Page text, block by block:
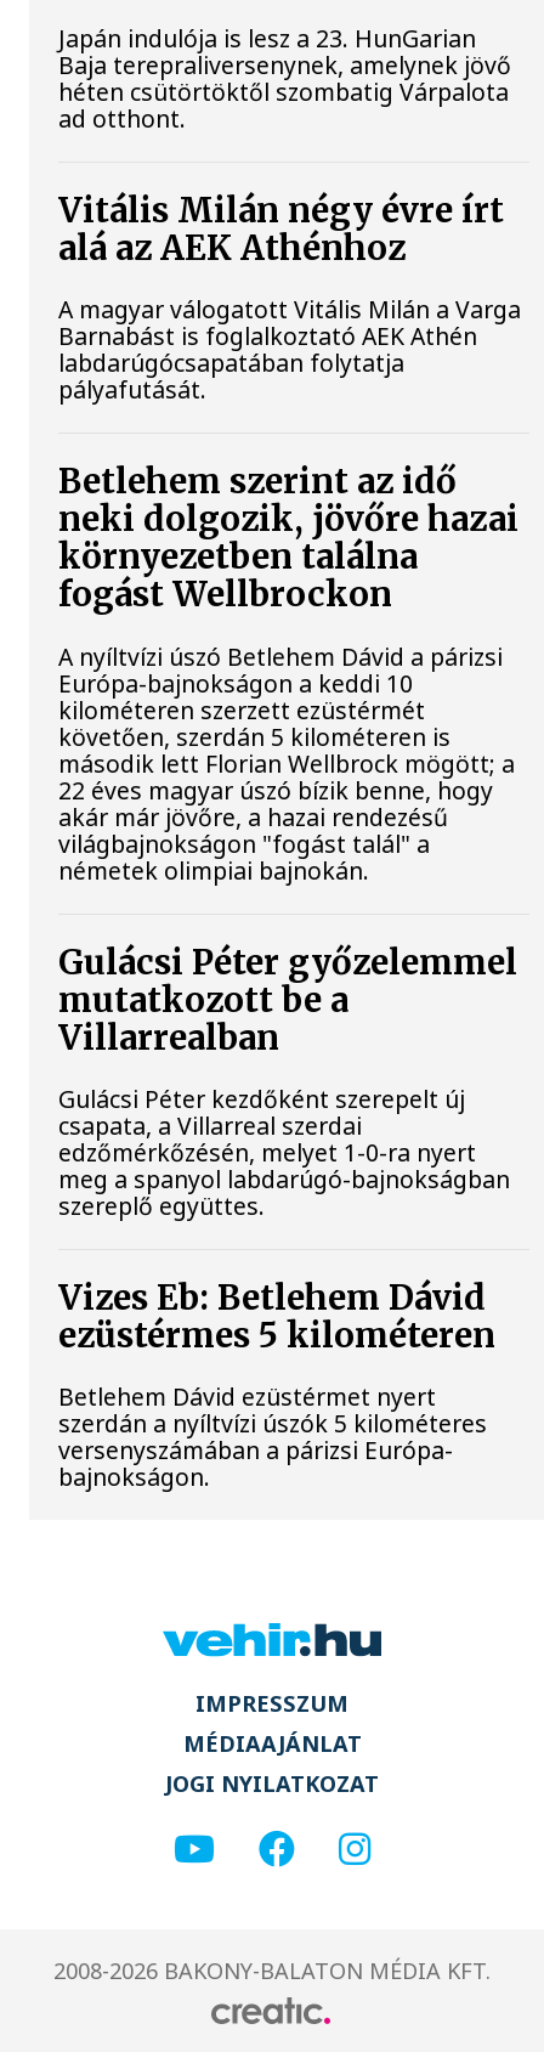
Japán indulója is lesz a 23. HunGarian
Baja terepraliversenynek, amelynek jövő
héten csütörtöktől szombatig Várpalota
ad otthont.
Vitális Milán négy évre írt
alá az AEK Athénhoz
A magyar válogatott Vitális Milán a Varga
Barnabást is foglalkoztató AEK Athén
labdarúgócsapatában folytatja
pályafutását.
Betlehem szerint az idő
neki dolgozik, jövőre hazai
környezetben találna
fogást Wellbrockon
A nyíltvízi úszó Betlehem Dávid a párizsi
Európa-bajnokságon a keddi 10
kilométeren szerzett ezüstérmét
követően, szerdán 5 kilométeren is
második lett Florian Wellbrock mögött; a
22 éves magyar úszó bízik benne, hogy
akár már jövőre, a hazai rendezésű
világbajnokságon "fogást talál" a
németek olimpiai bajnokán.
Gulácsi Péter győzelemmel
mutatkozott be a
Villarrealban
Gulácsi Péter kezdőként szerepelt új
csapata, a Villarreal szerdai
edzőmérkőzésén, melyet 1-0-ra nyert
meg a spanyol labdarúgó-bajnokságban
szereplő együttes.
Vizes Eb: Betlehem Dávid
ezüstérmes 5 kilométeren
Betlehem Dávid ezüstérmet nyert
szerdán a nyíltvízi úszók 5 kilométeres
versenyszámában a párizsi Európa-
bajnokságon.
IMPRESSZUM
MÉDIAAJÁNLAT
JOGI NYILATKOZAT
2008-2026 BAKONY-BALATON MÉDIA KFT.